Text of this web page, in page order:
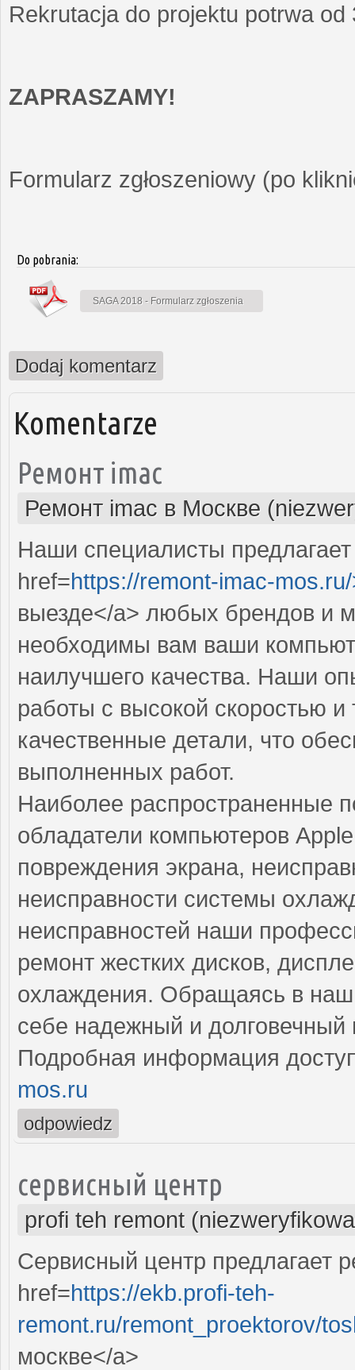
Rekrutacja do projektu potrwa
ZAPRASZAMY!
Formularz zgłoszeniowy (po
Do pobrania:
SAGA 2018 - Formularz zgłoszenia
Dodaj komentarz
Komentarze
Ремонт imac
Ремонт imac в Москве
Наши специалисты
href=https://remont-imac-
выезде</a> любых брендов и
необходимы вам ваши
наилучшего качества. Наши
работы с высокой скоростью и
качественные детали, что
выполненных работ.
Наиболее распространенные
обладатели компьютеров
повреждения экрана,
неисправности системы
неисправностей наши
ремонт жестких дисков,
охлаждения. Обращаясь в наш
себе надежный и
Подробная информация
mos.ru
odpowiedz
сервисный центр
profi teh remont
Сервисный центр предлагает
href=https://ekb.profi-teh-
remont.ru/remont_proektorov/
москве</a>